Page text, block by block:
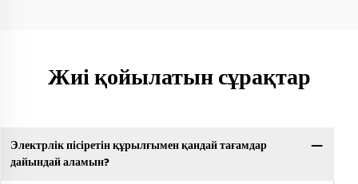
Жиі қойылатын сұрақтар
Электрлік пісіретін құрылғымен қандай тағамдар
дайындай аламын?